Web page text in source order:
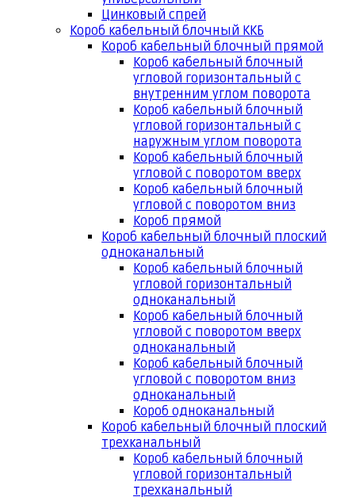
Цинковый спрей
Короб кабельный блочный ККБ
Короб кабельный блочный прямой
Короб кабельный блочный
угловой горизонтальный с
внутренним углом поворота
Короб кабельный блочный
угловой горизонтальный с
наружным углом поворота
Короб кабельный блочный
угловой с поворотом вверх
Короб кабельный блочный
угловой с поворотом вниз
Короб прямой
Короб кабельный блочный плоский
одноканальный
Короб кабельный блочный
угловой горизонтальный
одноканальный
Короб кабельный блочный
угловой с поворотом вверх
одноканальный
Короб кабельный блочный
угловой с поворотом вниз
одноканальный
Короб одноканальный
Короб кабельный блочный плоский
трехканальный
Короб кабельный блочный
угловой горизонтальный
трехканальный